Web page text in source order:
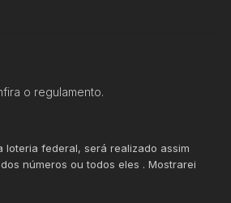
o regulamento.
loteria federal, será realizado assim
números ou todos eles . Mostrarei